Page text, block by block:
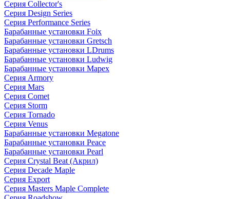
Серия Collector's
Серия Design Series
Серия Performance Series
Барабанные установки Foix
Барабанные установки Gretsch
Барабанные установки LDrums
Барабанные установки Ludwig
Барабанные установки Mapex
Серия Armory
Серия Mars
Серия Comet
Серия Storm
Серия Tornado
Серия Venus
Барабанные установки Megatone
Барабанные установки Peace
Барабанные установки Pearl
Серия Crystal Beat (Акрил)
Серия Decade Maple
Серия Export
Серия Masters Maple Complete